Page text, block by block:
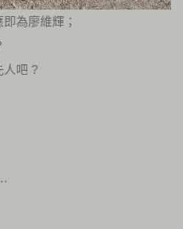
為廖維輝；
人吧 ?